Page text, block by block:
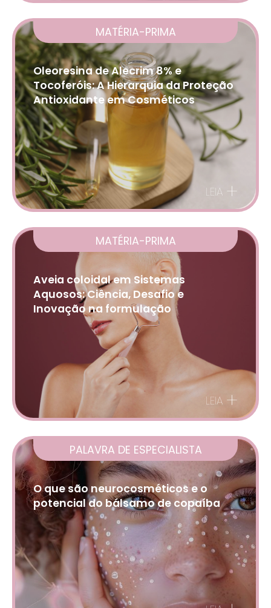
MATÉRIA-PRIMA
Oleoresina de Alecrim 8% e
Tocoferóis: A Hierarquia da Proteção
Antioxidante em Cosméticos
LEIA +
MATÉRIA-PRIMA
Aveia coloidal em Sistemas
Aquosos: Ciência, Desafio e
Inovação na formulação
LEIA +
PALAVRA DE ESPECIALISTA
O que são neurocosméticos e o
potencial do bálsamo de copaíba